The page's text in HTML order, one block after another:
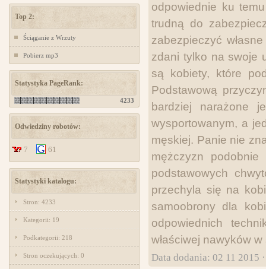
Top 2:
Ściąganie z Wrzuty
Pobierz mp3
Statystyka PageRank:
4233
Odwiedziny robotów:
7 61
Statystyki katalogu:
Stron: 4233
Kategorii: 19
Podkategorii: 218
Stron oczekujących: 0
odpowiednie ku
trudną do
zabezpieczyć
zdani tylko na swoje
są kobiety, które
Podstawową
bardziej narażone
wysportowanym, a
męskiej. Panie nie
mężczyzn
podstawowych
przechyla się na
samoobrony dla
odpowiednich
właściwej nawyków
Data dodania: 02 11 2015